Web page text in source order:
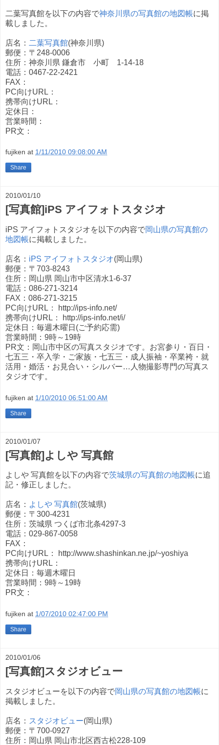
二葉写真館を以下の内容で神奈川県の写真館の地図帳に掲
載しました。
店名： 二葉写真館(神奈川県)
郵便：〒248-0006
住所：神奈川県 鎌倉市 小町 1-14-18
電話：0467-22-2421
FAX：
PC向けURL：
携帯向けURL：
定休日：
営業時間：
PR文：
fujiken at 1/11/2010 09:08:00 AM
Share
2010/01/10
[写真館]iPS アイフォトスタジオ
iPS アイフォトスタジオを以下の内容で岡山県の写真館の
地図帳に掲載しました。
店名： iPS アイフォトスタジオ(岡山県)
郵便：〒703-8243
住所：岡山県 岡山市中区清水1-6-37
電話：086-271-3214
FAX：086-271-3215
PC向けURL： http://ips-info.net/
携帯向けURL： http://ips-info.net/i/
定休日：毎週木曜日(ご予約応需)
営業時間：9時～19時
PR文：岡山市中区の写真スタジオです。お宮参り・百日・
七五三・卒入学・ご家族・七五三・成人振袖・卒業袴・就
活用・婚活・お見合い・シルバー…人物撮影専門の写真ス
タジオです。
fujiken at 1/10/2010 06:51:00 AM
Share
2010/01/07
[写真館]よしや 写真館
よしや 写真館を以下の内容で茨城県の写真館の地図帳に追
記・修正しました。
店名： よしや 写真館(茨城県)
郵便：〒300-4231
住所：茨城県 つくば市北条4297-3
電話：029-867-0058
FAX：
PC向けURL： http://www.shashinkan.ne.jp/~yoshiya
携帯向けURL：
定休日：毎週木曜日
営業時間：9時～19時
PR文：
fujiken at 1/07/2010 02:47:00 PM
Share
2010/01/06
[写真館]スタジオビュー
スタジオビューを以下の内容で岡山県の写真館の地図帳に
掲載しました。
店名： スタジオビュー(岡山県)
郵便：〒700-0927
住所：岡山県 岡山市北区西古松228-109